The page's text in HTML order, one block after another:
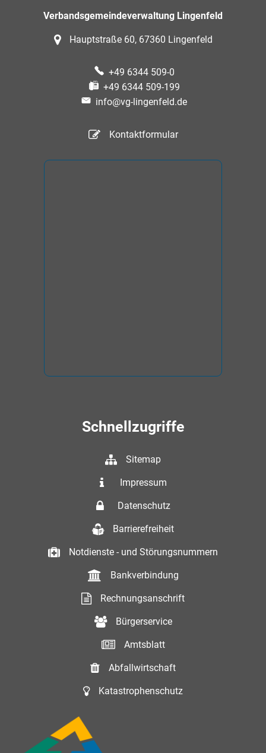
Verbandsgemeindeverwaltung Lingenfeld
Hauptstraße 60, 67360 Lingenfeld
+49 6344 509-0
+49 6344 509-199
info@vg-lingenfeld.de
Kontaktformular
Schnellzugriffe
Sitemap
Impressum
Datenschutz
Barrierefreiheit
Notdienste - und Störungsnummern
Bankverbindung
Rechnungsanschrift
Bürgerservice
Amtsblatt
Abfallwirtschaft
Katastrophenschutz